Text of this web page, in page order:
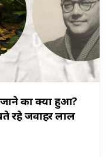
का क्या हुआ?
रहे जवाहर लाल